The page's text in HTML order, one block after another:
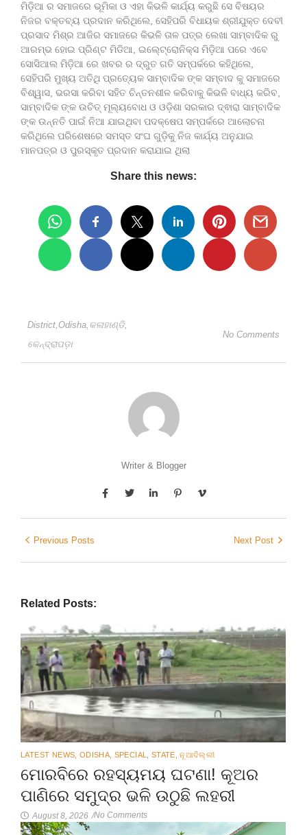
ମିଡ଼ିଆ ର ସମାଜରେ ଭୂମିକା ଓ ଏହା କିଭଳି କାର୍ଯ୍ୟ କରୁଛି ସେ ବିଷୟର
ନିଜର ବକ୍ତବ୍ୟ ପ୍ରଦାନ କରିଥିଲେ, ସେହିପରି ବିଧାୟକ ଶ୍ରୀଯୁକ୍ତ ଦେବୀ
ପ୍ରସାଦ ମିଶ୍ର ଆଜିର ସମାଜରେ କିଭଳି ତାଳ ପତ୍ର ଲେଖା ସାମ୍ବାଦିକ ରୁ
ଆରମ୍ଭ ହୋଇ ପ୍ରିଣ୍ଟ ମିଡିଆ, ଇଲେ୍ଟ୍ରୋନିକ୍ସ ମିଡ଼ିଆ ପରେ ଏବେ
ସୋସିଆଲ ମିଡ଼ିଆ ରେ ଖବର ର ଦ୍ରୁତ ଗତି ସମ୍ପର୍କରେ କହିଥିଲେ,
ସେହିପରି ମୁଖ୍ୟ ଅତିଥି ପ୍ରତ୍ୟେକ ସାମ୍ବାଦିକ ଙ୍କ ସମ୍ବାଦ କୁ ସମାଜରେ
ବିଶ୍ୱାସ, ଭରସା କରିବା ସହିତ ଚିନ୍ତନଶୀଳ କରିବାକୁ କିଭଳି ବାଧ୍ୟ କରିବ,
ସାମ୍ବାଦିକ ଙ୍କ ଉଚିତ୍ ମୂଲ୍ୟବୋଧ ଓ ଓଡ଼ିଶା ସରକାର ଦ୍ଵାରା ସାମ୍ବାଦିକ
ଙ୍କ ଉନ୍ନତି ପାଇଁ ନିଆ ଯାଇଥିବା ପଦକ୍ଷେପ ସମ୍ପର୍କରେ ଆଲୋଚନା
କରିଥିଲେ ପରିଶେଷରେ ସମସ୍ତ ସଂଘ ଗୁଡ଼ିକୁ ନିଜ କାର୍ଯ୍ୟ ଅନୁଯାଇ
ମାନପତ୍ର ଓ ପୁରସ୍କୃତ ପ୍ରଦାନ କରାଯାଇ ଥିଲା
Share this news:
District Odisha କଳାହାଣ୍ଡି,
କେନ୍ଦ୍ରାପଡ଼ା
No Comments
Writer & Blogger
Previous Posts Next Post
Related Posts:
LATEST NEWS ODISHA SPECIAL STATE ନୂଆଦିଲ୍ଲୀ
ମୋରବିରେ ରହସ୍ୟମୟ ଘଟଣା! କୂଅର
ପାଣିରେ ସମୁଦ୍ର ଭଳି ଉଠୁଛି ଲହରୀ
August 8, 2026 /No Comments